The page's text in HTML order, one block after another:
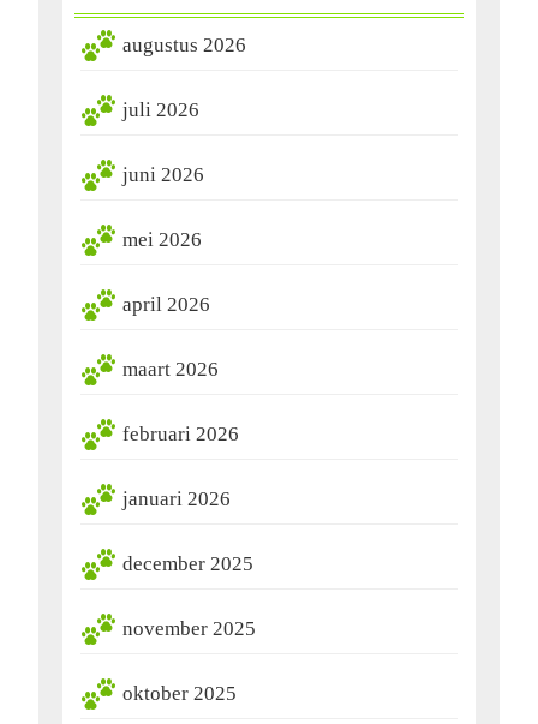
augustus 2026
juli 2026
juni 2026
mei 2026
april 2026
maart 2026
februari 2026
januari 2026
december 2025
november 2025
oktober 2025